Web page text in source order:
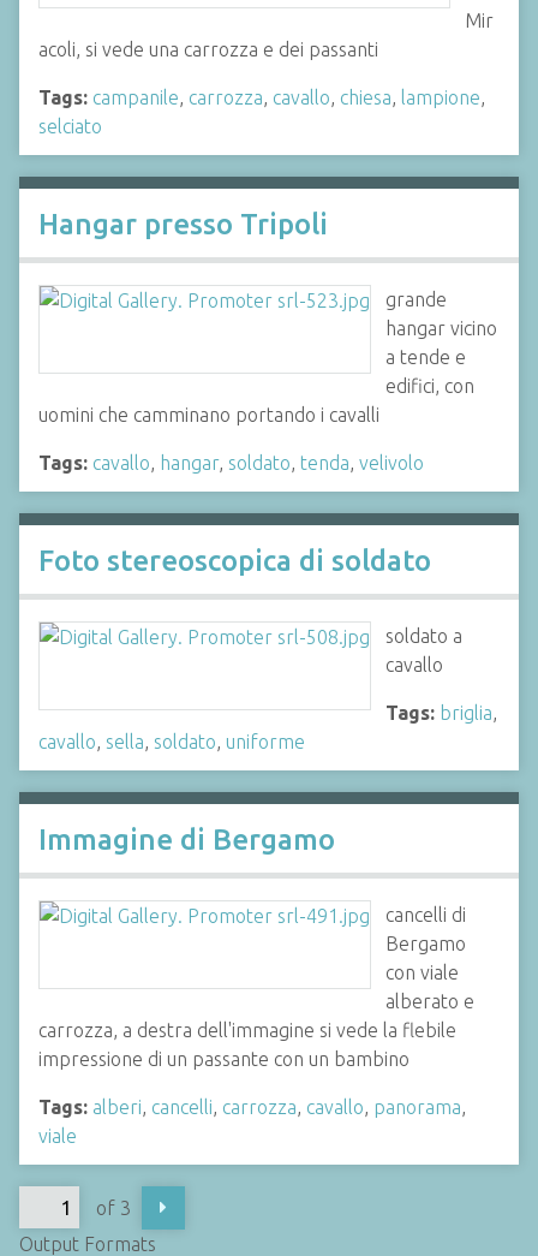
Mir
acoli, si vede una carrozza e dei passanti
Tags: campanile, carrozza, cavallo, chiesa, lampione,
selciato
Hangar presso Tripoli
grande
hangar vicino
a tende e
edifici, con
uomini che camminano portando i cavalli
Tags: cavallo, hangar, soldato, tenda, velivolo
Foto stereoscopica di soldato
soldato a
cavallo
Tags: briglia,
cavallo, sella, soldato, uniforme
Immagine di Bergamo
cancelli di
Bergamo
con viale
alberato e
carrozza, a destra dell'immagine si vede la flebile
impressione di un passante con un bambino
Tags: alberi, cancelli, carrozza, cavallo, panorama,
viale
of 3
Output Formats